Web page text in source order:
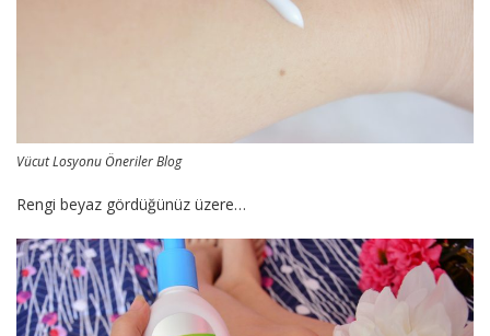
Vücut Losyonu Öneriler Blog
Rengi beyaz gördüğünüz üzere…